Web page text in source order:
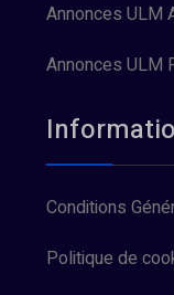
Annonces ULM
Annonces ULM
Conditions
Politique de